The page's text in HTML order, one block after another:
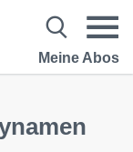
Meine Abos